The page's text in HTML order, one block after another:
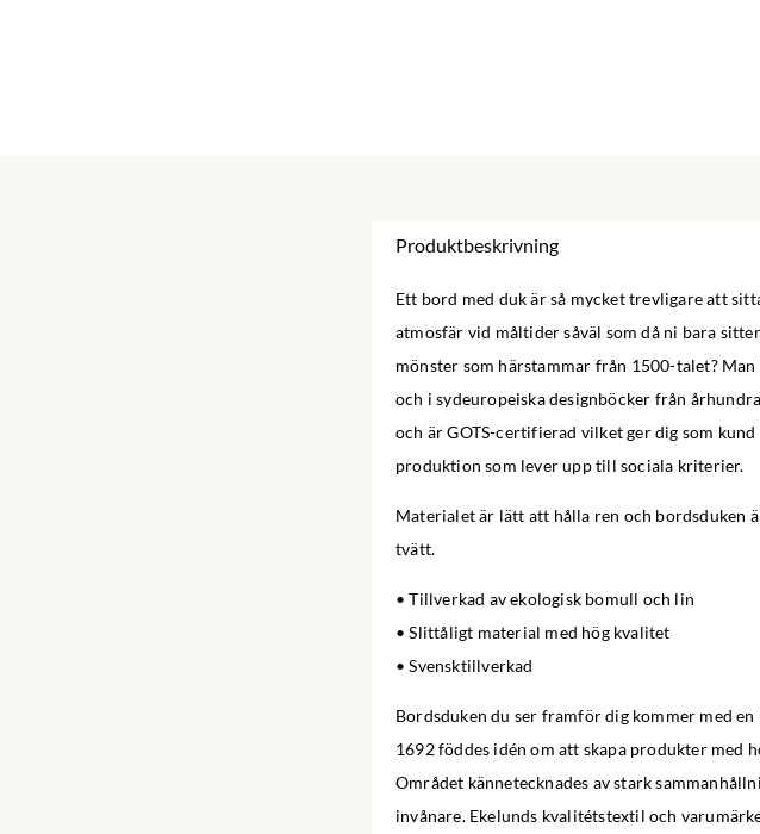
Produktbeskrivning
Ett bord med duk är så mycket trevligare att
atmosfär vid måltider såväl som då ni bara
mönster som härstammar från 1500-talet?
och i sydeuropeiska designböcker från
och är GOTS-certifierad vilket ger dig som
produktion som lever upp till sociala kriterier.
Materialet är lätt att hålla ren och
tvätt.
• Tillverkad av ekologisk bomull och lin
• Slittåligt material med hög kvalitet
• Svensktillverkad
Bordsduken du ser framför dig kommer med
1692 föddes idén om att skapa produkter med
Området kännetecknades av stark
invånare. Ekelunds kvalitétstextil och